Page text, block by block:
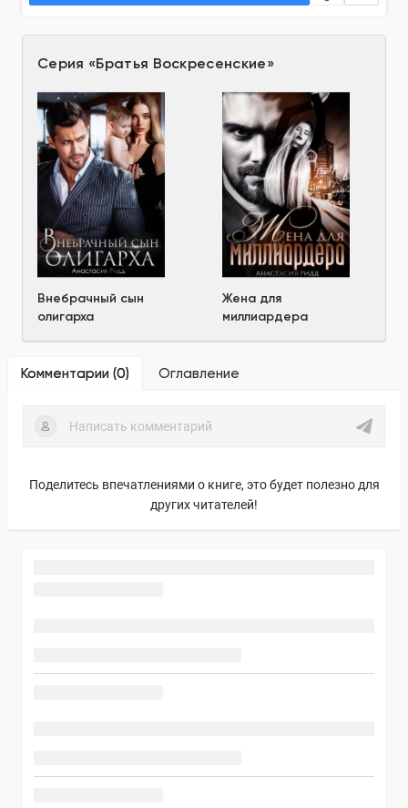
Серия «Братья Воскресенские»
Внебрачный сын
олигарха
Жена для
миллиардера
Комментарии (0) Оглавление
Поделитесь впечатлениями о книге, это будет полезно для
других читателей!